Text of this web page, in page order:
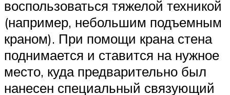
воспользоваться тяжелой техникой
(например, небольшим подъемным
краном). При помощи крана стена
поднимается и ставится на нужное
место, куда предварительно был
нанесен специальный связующий